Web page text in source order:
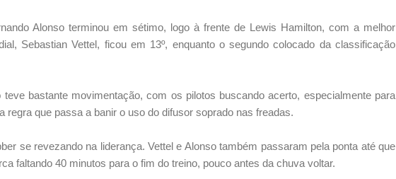
Alonso terminou em sétimo, logo à frente de Lewis Hamilton, com a melhor
Sebastian Vettel, ficou em 13º, enquanto o segundo colocado da classificação
bastante movimentação, com os pilotos buscando acerto, especialmente para
regra que passa a banir o uso do difusor soprado nas freadas.
se revezando na liderança. Vettel e Alonso também passaram pela ponta até que
faltando 40 minutos para o fim do treino, pouco antes da chuva voltar.